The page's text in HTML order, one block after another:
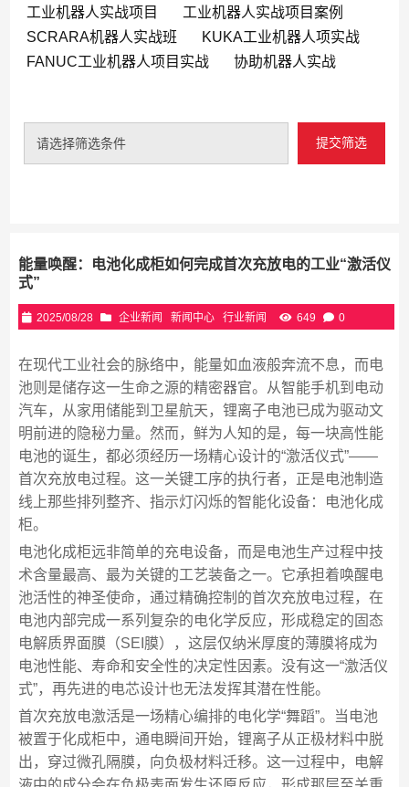
工业机器人实战项目
工业机器人实战项目案例
SCRARA机器人实战班
KUKA工业机器人项实战
FANUC工业机器人项目实战
协助机器人实战
请选择筛选条件 提交筛选
能量唤醒：电池化成柜如何完成首次充放电的工业“激活仪
式”
2025/08/28 企业新闻 新闻中心 行业新闻 649 0
在现代工业社会的脉络中，能量如血液般奔流不息，而电
池则是储存这一生命之源的精密器官。从智能手机到电动
汽车，从家用储能到卫星航天，锂离子电池已成为驱动文
明前进的隐秘力量。然而，鲜为人知的是，每一块高性能
电池的诞生，都必须经历一场精心设计的“激活仪式”——
首次充放电过程。这一关键工序的执行者，正是电池制造
线上那些排列整齐、指示灯闪烁的智能化设备：电池化成
柜。
电池化成柜远非简单的充电设备，而是电池生产过程中技
术含量最高、最为关键的工艺装备之一。它承担着唤醒电
池活性的神圣使命，通过精确控制的首次充放电过程，在
电池内部完成一系列复杂的电化学反应，形成稳定的固态
电解质界面膜（SEI膜），这层仅纳米厚度的薄膜将成为
电池性能、寿命和安全性的决定性因素。没有这一“激活仪
式”，再先进的电芯设计也无法发挥其潜在性能。
首次充放电激活是一场精心编排的电化学“舞蹈”。当电池
被置于化成柜中，通电瞬间开始，锂离子从正极材料中脱
出，穿过微孔隔膜，向负极材料迁移。这一过程中，电解